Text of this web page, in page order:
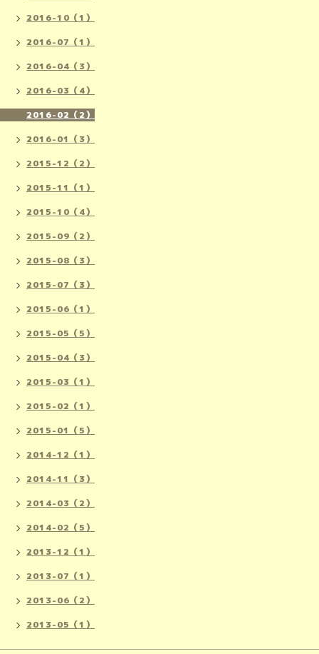
2016-10（1）
2016-07（1）
2016-04（3）
2016-03（4）
2016-02（2）
2016-01（3）
2015-12（2）
2015-11（1）
2015-10（4）
2015-09（2）
2015-08（3）
2015-07（3）
2015-06（1）
2015-05（5）
2015-04（3）
2015-03（1）
2015-02（1）
2015-01（5）
2014-12（1）
2014-11（3）
2014-03（2）
2014-02（5）
2013-12（1）
2013-07（1）
2013-06（2）
2013-05（1）